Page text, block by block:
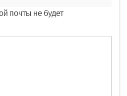
почты не будет